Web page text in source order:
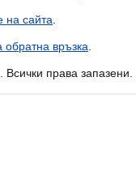
на сайта
връзка
права запазени.